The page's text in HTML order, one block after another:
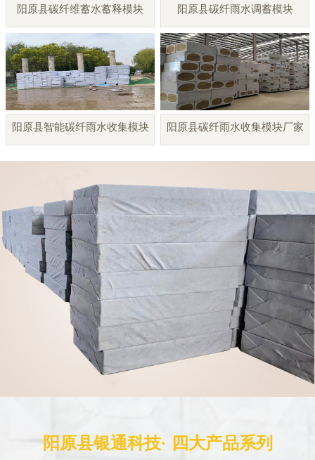
阳原县碳纤维蓄水蓄释模块 阳原县碳纤雨水调蓄模块
阳原县智能碳纤雨水收集模块 阳原县碳纤雨水收集模块厂家
阳原县银通科技· 四大产品系列